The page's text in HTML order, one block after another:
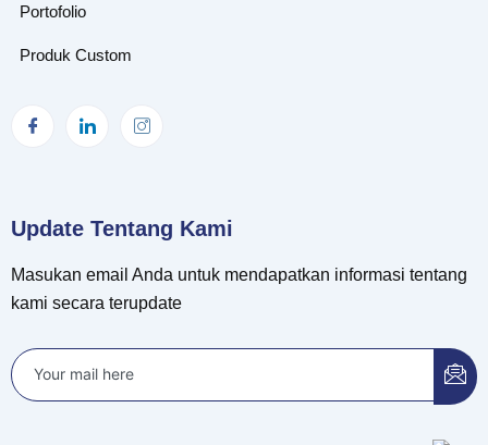
Portofolio
Produk Custom
Update Tentang Kami
Masukan email Anda untuk mendapatkan informasi tentang
kami secara terupdate